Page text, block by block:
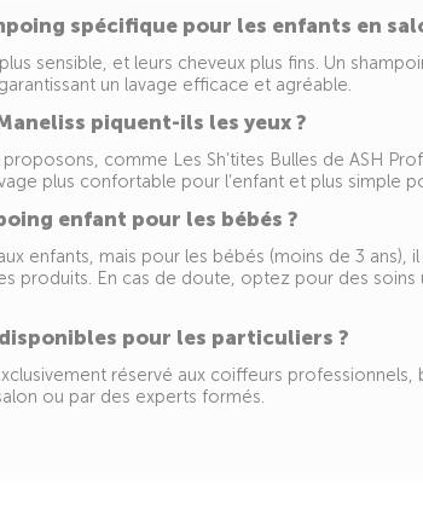
spécifique pour les enfants en
sensible, et leurs cheveux plus fins. Un
un lavage efficace et agréable.
piquent-ils les yeux ?
comme Les Sh’tites Bulles de ASH
plus confortable pour l’enfant et plus simple
enfant pour les bébés ?
enfants, mais pour les bébés (moins de 3 ans),
produits. En cas de doute, optez pour des
pour les particuliers ?
réservé aux coiffeurs
ou par des experts formés.